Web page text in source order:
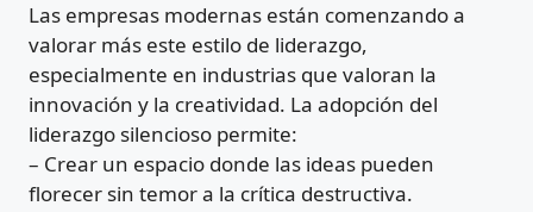
Las empresas modernas están comenzando a
valorar más este estilo de liderazgo,
especialmente en industrias que valoran la
innovación y la creatividad. La adopción del
liderazgo silencioso permite:
– Crear un espacio donde las ideas pueden
florecer sin temor a la crítica destructiva.